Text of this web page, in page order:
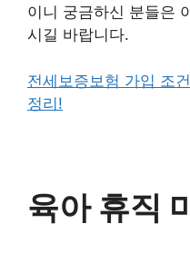
이니 궁금하신 분들은
시길 바랍니다.
전세보증보험 가입 조
정리!
육아 휴직